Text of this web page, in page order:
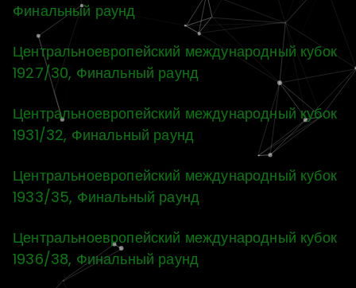
Финальный раунд
Центральноевропейский международный кубок
1927/30, Финальный раунд
Центральноевропейский международный кубок
1931/32, Финальный раунд
Центральноевропейский международный кубок
1933/35, Финальный раунд
Центральноевропейский международный кубок
1936/38, Финальный раунд